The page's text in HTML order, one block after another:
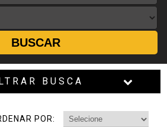
BUSCAR
BUSCA
POR: